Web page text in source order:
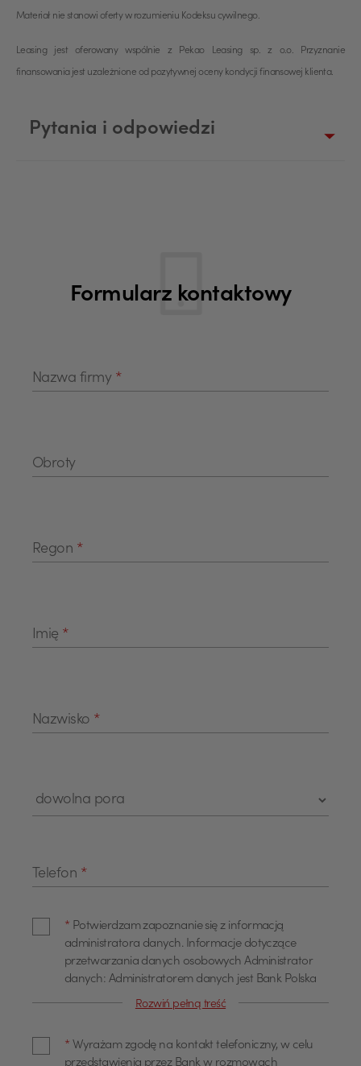
Materiał nie stanowi oferty w rozumieniu Kodeksu cywilnego.
Leasing jest oferowany wspólnie z Pekao Leasing sp. z o.o. Przyznanie
finansowania jest uzależnione od pozytywnej oceny kondycji finansowej klienta.
Pytania i odpowiedzi
Formularz kontaktowy
Nazwa firmy *
Obroty
Regon *
Imię *
Nazwisko *
Telefon *
* Potwierdzam zapoznanie się z informacją
administratora danych. Informacje dotyczące
przetwarzania danych osobowych Administrator
danych: Administratorem danych jest Bank Polska
Kasa Opieki Spółka Akcyjna z siedzibą w Warszawie,
skontaktować poprzez adres email
Rozwiń pełną treść
* Wyrażam zgodę na kontakt telefoniczny, w celu
przedstawienia przez Bank w rozmowach